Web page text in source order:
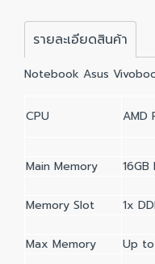
รายละเอียดสินค้า
Notebook Asus
CPU AMD
Main Memory
Memory Slot 1x
Max Memory Up